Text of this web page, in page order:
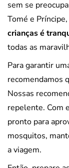
sem se
Tomé e
crianças é
todas as
Para garantir
recomendamos
Nossas
repelente. Com
pronto para
mosquitos,
a viagem.